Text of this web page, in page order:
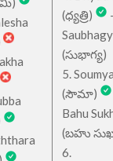
(ధ్యత్రి)
(సుభాగ్య)
5.
(సౌమా)
Bahu
(బహు
6.